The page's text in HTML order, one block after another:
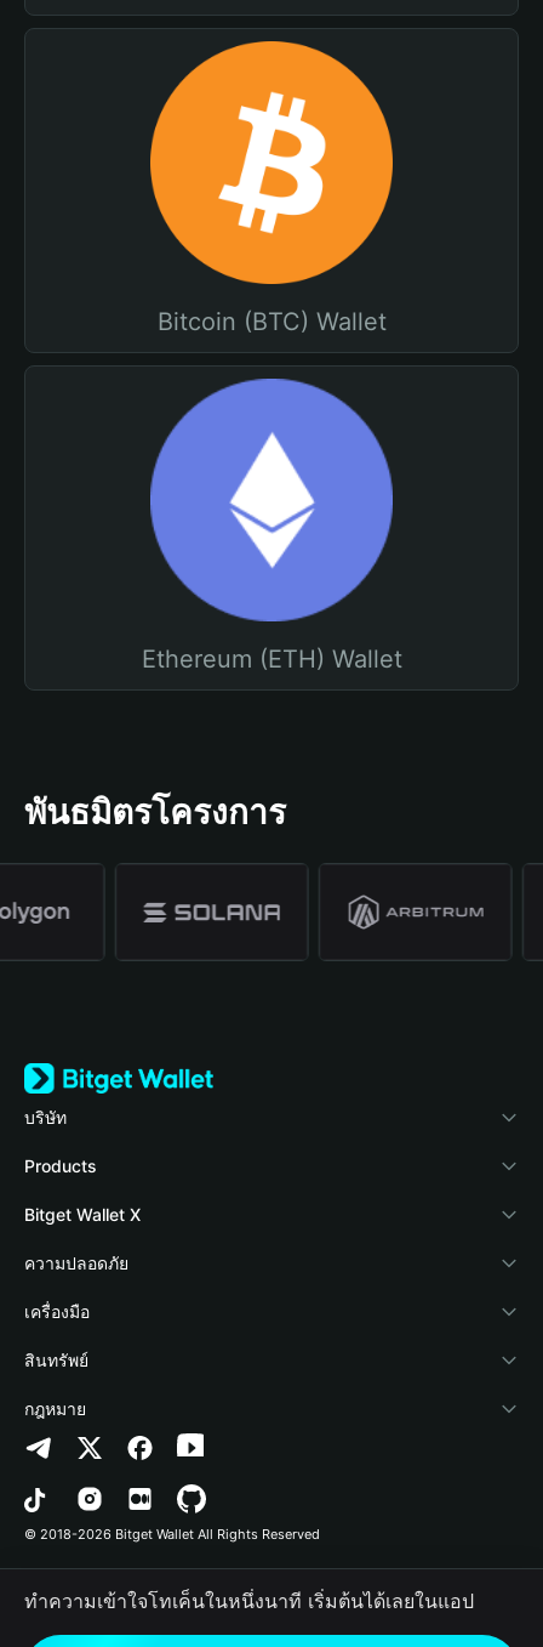
Bitcoin (BTC) Wallet
Ethereum (ETH) Wallet
พันธมิตรโครงการ
บริษัท
เกี่ยวกับ Bitget Wallet
Blog
Academy
ข่าวสารด้านคริปโต
ศูนย์ช่วยเหลือ
ติดต่อเรา
ทรัพยากรข้อมูลของแบรนด์
อาชีพ
Products
Crypto Card
Stablecoin Earn
Payfi Crypto
Crypto Swap API
Altcoin Season Index
Prediction Markets
DApp
RWA
Bitget Wallet X
นักพัฒนา
เชื่อมต่อ Wallet
Bitget Wallet Pay
ลิสต์โปรเจกต์
ความปลอดภัย
Protection Fund
เทคโนโลยีความปลอดภัย
เครื่องมือ
ซื้อคริปโต
การตรวจจับการอนุญาต
การตรวจจับสัญญา
การโอนเป็นชุด
สินทรัพย์
Arbitrum
Avalanche
Bitcoin
Polygon
กฎหมาย
นโยบายความเป็นส่วนตัว
ข้อตกลงในการใช้บริการ
© 2018-2026 Bitget Wallet All Rights Reserved
ทำความเข้าใจโทเค็นในหนึ่งนาที เริ่มต้นได้เลยในแอป